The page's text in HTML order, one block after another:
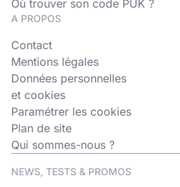
Où trouver son code PUK ?
A PROPOS
Contact
Mentions légales
Données personnelles
et cookies
Paramétrer les cookies
Plan de site
Qui sommes-nous ?
NEWS, TESTS & PROMOS